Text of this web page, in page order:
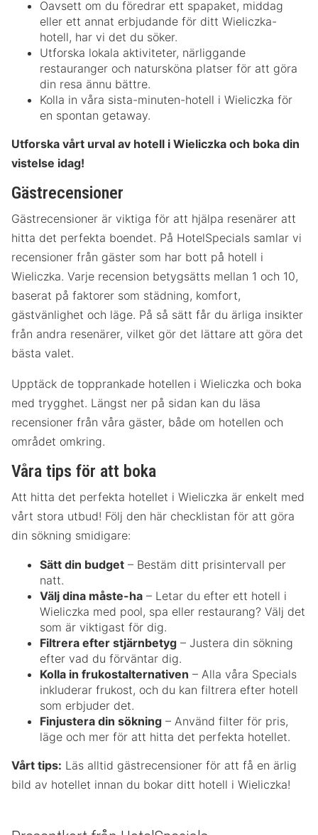
Oavsett om du föredrar ett spapaket, middag
eller ett annat erbjudande för ditt Wieliczka-
hotell, har vi det du söker.
Utforska lokala aktiviteter, närliggande
restauranger och natursköna platser för att göra
din resa ännu bättre.
Kolla in våra sista-minuten-hotell i Wieliczka för
en spontan getaway.
Utforska vårt urval av hotell i Wieliczka och boka din
vistelse idag!
Gästrecensioner
Gästrecensioner är viktiga för att hjälpa resenärer att
hitta det perfekta boendet. På HotelSpecials samlar vi
recensioner från gäster som har bott på hotell i
Wieliczka. Varje recension betygsätts mellan 1 och 10,
baserat på faktorer som städning, komfort,
gästvänlighet och läge. På så sätt får du ärliga insikter
från andra resenärer, vilket gör det lättare att göra det
bästa valet.
Upptäck de topprankade hotellen i Wieliczka och boka
med trygghet. Längst ner på sidan kan du läsa
recensioner från våra gäster, både om hotellen och
området omkring.
Våra tips för att boka
Att hitta det perfekta hotellet i Wieliczka är enkelt med
vårt stora utbud! Följ den här checklistan för att göra
din sökning smidigare:
Sätt din budget – Bestäm ditt prisintervall per
natt.
Välj dina måste-ha – Letar du efter ett hotell i
Wieliczka med pool, spa eller restaurang? Välj det
som är viktigast för dig.
Filtrera efter stjärnbetyg – Justera din sökning
efter vad du förväntar dig.
Kolla in frukostalternativen – Alla våra Specials
inkluderar frukost, och du kan filtrera efter hotell
som erbjuder det.
Finjustera din sökning – Använd filter för pris,
läge och mer för att hitta det perfekta hotellet.
Vårt tips: Läs alltid gästrecensioner för att få en ärlig
bild av hotellet innan du bokar ditt hotell i Wieliczka!